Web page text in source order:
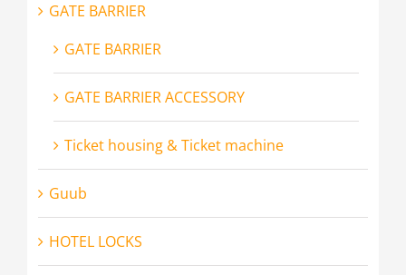
GATE BARRIER
GATE BARRIER
GATE BARRIER ACCESSORY
Ticket housing & Ticket machine
Guub
HOTEL LOCKS